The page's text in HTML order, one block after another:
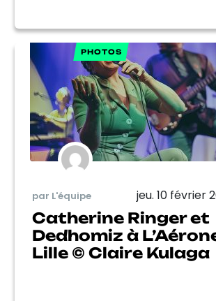
PHOTOS
par L'équipe jeu. 10 février
Catherine Ringer et
Dedhomiz à
Lille © Claire Kulaga